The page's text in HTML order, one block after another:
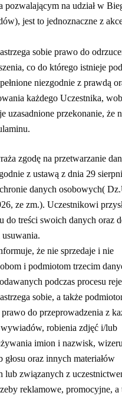
pozwalającym na udział w
jest to jednoznaczne z
sobie prawo do
co do którego istnieje
niezgodnie z prawdą
każdego Uczestnika,
uzasadnione przekonanie, że
zgodę na przetwarzanie
z ustawą z dnia 29
danych osobowych(
ze zm.). Uczestnikowi
do treści swoich danych oraz
że nie sprzedaje i nie
i podmiotom trzecim
podczas procesu
sobie, a także
do przeprowadzenia z
robienia zdjęć i/lub
imion i nazwisk,
oraz innych materiałów
lub związanych z
reklamowe, promocyjne, a